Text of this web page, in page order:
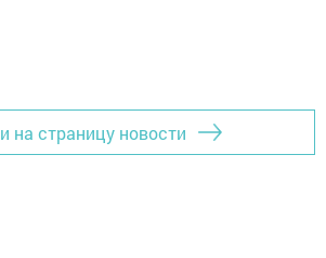
на страницу новости